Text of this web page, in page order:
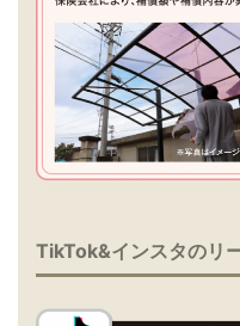
TikTok&インスタのリ